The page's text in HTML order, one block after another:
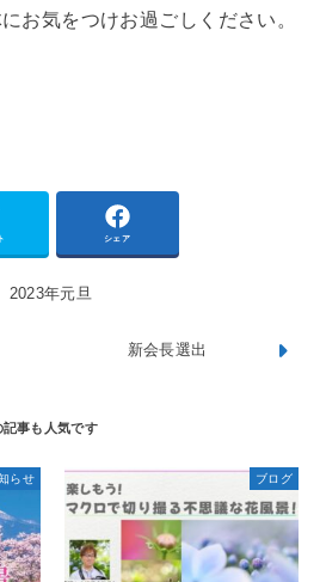
お気をつけお過ごしください。
シェア
年元旦
新会長選出
らせ ブログ